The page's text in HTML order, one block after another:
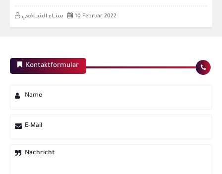
سنــــاء الشــــافعي 10 Februar 2022
Kontaktformular
Name
E-Mail
Nachricht